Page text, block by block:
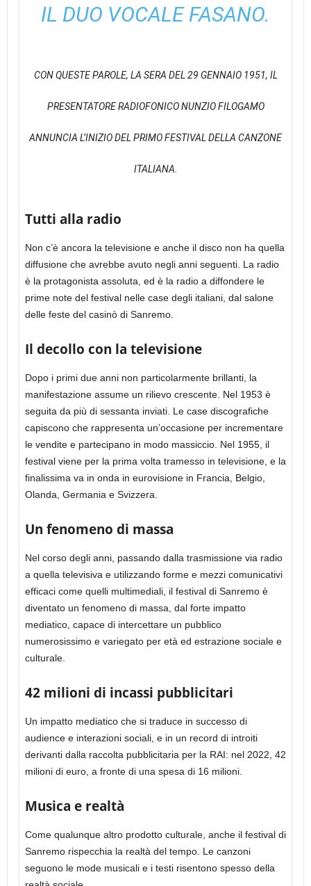
IL DUO VOCALE FASANO.
CON QUESTE PAROLE, LA SERA DEL 29 GENNAIO 1951, IL
PRESENTATORE RADIOFONICO NUNZIO FILOGAMO
ANNUNCIA L’INIZIO DEL PRIMO FESTIVAL DELLA CANZONE
ITALIANA.
Tutti alla radio
Non c’è ancora la televisione e anche il disco non ha quella
diffusione che avrebbe avuto negli anni seguenti. La radio
è la protagonista assoluta, ed è la radio a diffondere le
prime note del festival nelle case degli italiani, dal salone
delle feste del casinò di Sanremo.
Il decollo con la televisione
Dopo i primi due anni non particolarmente brillanti, la
manifestazione assume un rilievo crescente. Nel 1953 è
seguita da più di sessanta inviati. Le case discografiche
capiscono che rappresenta un’occasione per incrementare
le vendite e partecipano in modo massiccio. Nel 1955, il
festival viene per la prima volta tramesso in televisione, e la
finalissima va in onda in eurovisione in Francia, Belgio,
Olanda, Germania e Svizzera.
Un fenomeno di massa
Nel corso degli anni, passando dalla trasmissione via radio
a quella televisiva e utilizzando forme e mezzi comunicativi
efficaci come quelli multimediali, il festival di Sanremo è
diventato un fenomeno di massa, dal forte impatto
mediatico, capace di intercettare un pubblico
numerosissimo e variegato per età ed estrazione sociale e
culturale.
42 milioni di incassi pubblicitari
Un impatto mediatico che si traduce in successo di
audience e interazioni sociali, e in un record di introiti
derivanti dalla raccolta pubblicitaria per la RAI: nel 2022, 42
milioni di euro, a fronte di una spesa di 16 milioni.
Musica e realtà
Come qualunque altro prodotto culturale, anche il festival di
Sanremo rispecchia la realtà del tempo. Le canzoni
seguono le mode musicali e i testi risentono spesso della